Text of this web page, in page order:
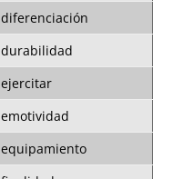
diferenciación
durabilidad
ejercitar
emotividad
equipamiento